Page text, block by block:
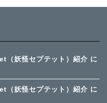
（妖怪セプテット）紹介 に
（妖怪セプテット）紹介 に